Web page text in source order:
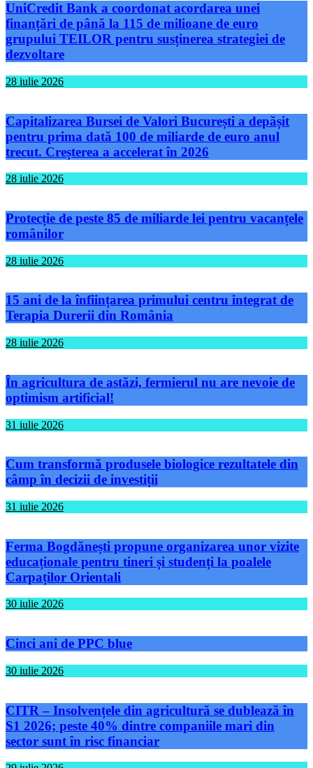
UniCredit Bank a coordonat acordarea unei
finanțări de până la 115 de milioane de euro
grupului TEILOR pentru susținerea strategiei de
dezvoltare
28 iulie 2026
Capitalizarea Bursei de Valori București a depășit
pentru prima dată 100 de miliarde de euro anul
trecut. Creșterea a accelerat în 2026
28 iulie 2026
Protecție de peste 85 de miliarde lei pentru vacanțele
românilor
28 iulie 2026
15 ani de la înființarea primului centru integrat de
Terapia Durerii din România
28 iulie 2026
În agricultura de astăzi, fermierul nu are nevoie de
optimism artificial!
31 iulie 2026
Cum transformă produsele biologice rezultatele din
câmp în decizii de investiții
31 iulie 2026
Ferma Bogdănești propune organizarea unor vizite
educaționale pentru tineri și studenți la poalele
Carpaților Orientali
30 iulie 2026
Cinci ani de PPC blue
30 iulie 2026
CITR – Insolvențele din agricultură se dublează în
S1 2026; peste 40% dintre companiile mari din
sector sunt în risc financiar